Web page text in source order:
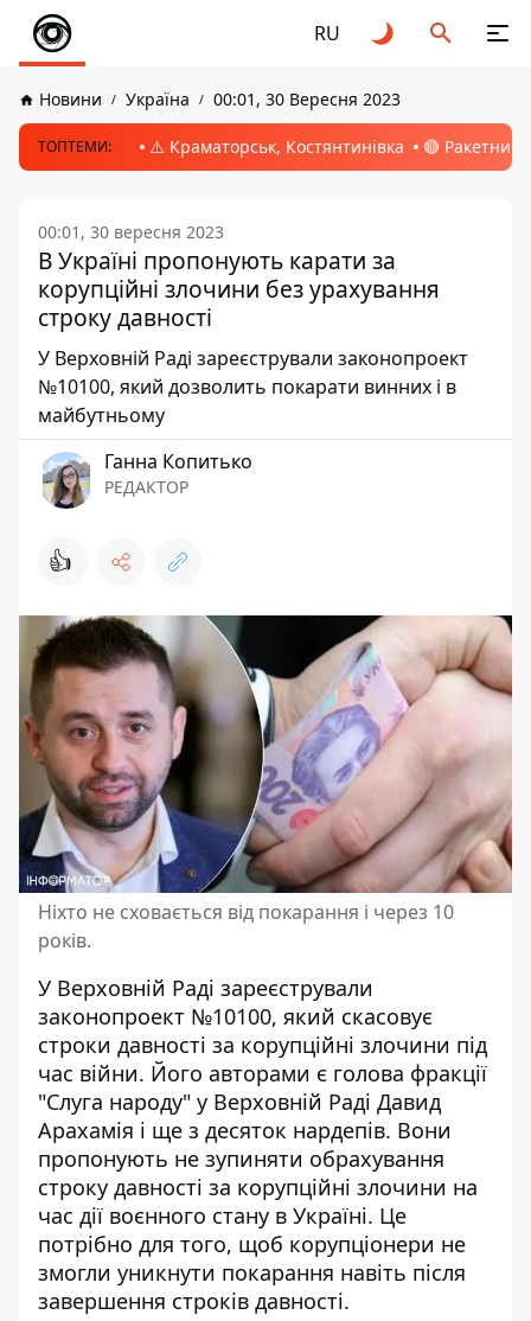
RU
Новини Україна 00:01, 30 Вересня 2023
ТОПТЕМИ: ⚠️ Краматорськ, Костянтинівка 🔴 Ракетний
00:01, 30 вересня 2023
В Україні пропонують карати за
корупційні злочини без урахування
строку давності
У Верховній Раді зареєстрували законопроект
№10100, який дозволить покарати винних і в
майбутньому
Ганна Копитько
РЕДАКТОР
👍
Ніхто не сховається від покарання і через 10
років.
У Верховній Раді зареєстрували
законопроект №10100, який скасовує
строки давності за корупційні злочини під
час війни. Його авторами є голова фракції
"Слуга народу" у Верховній Раді Давид
Арахамія і ще з десяток нардепів. Вони
пропонують не зупиняти обрахування
строку давності за корупційні злочини на
час дії воєнного стану в Україні. Це
потрібно для того, щоб корупціонери не
змогли уникнути покарання навіть після
завершення строків давності.